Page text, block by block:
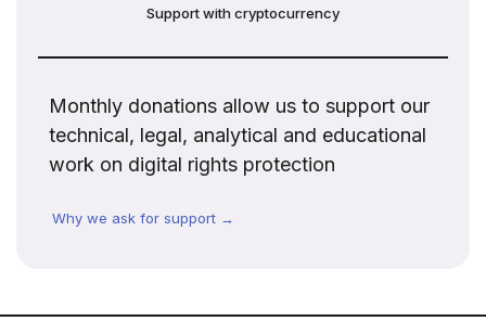
Support with cryptocurrency
Monthly donations allow us to support our
technical, legal, analytical and educational
work on digital rights protection
Why we ask for support →